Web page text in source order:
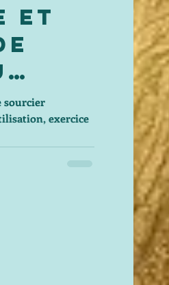
et
sourcier
exercice